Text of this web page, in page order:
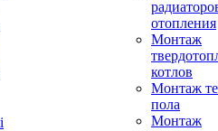
отопления
Монтаж
котлов
Монтаж
пола
Монтаж